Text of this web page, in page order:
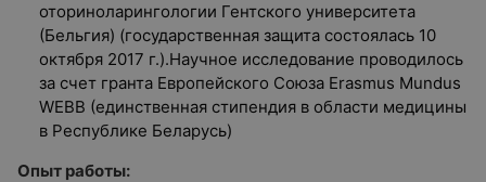
оториноларингологии Гентского университета
(Бельгия) (государственная защита состоялась 10
октября 2017 г.).Научное исследование проводилось
за счет гранта Европейского Союза Erasmus Mundus
WEBB (единственная стипендия в области медицины
в Республике Беларусь)
Опыт работы: